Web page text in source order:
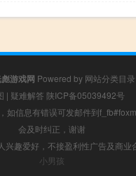
游戏网 Powered by 网站分类目录
| 疑难解答 陕ICP备05039492号
如信息有错误可发邮件到
会及时纠正，谢谢
兴趣爱好，不接盈利性广告及商业
小男孩